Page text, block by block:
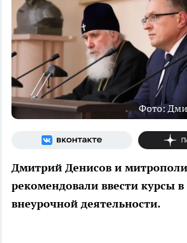
Фото:
Дмитрий Денисов и
рекомендовали ввести курсы
внеурочной деятельности.